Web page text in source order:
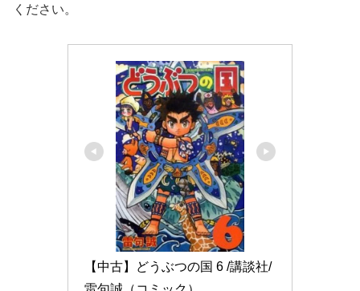
ください。
【中古】どうぶつの国 6 /講談社/